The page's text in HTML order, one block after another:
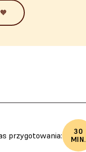
🧡
przygotowania:
30
MIN.